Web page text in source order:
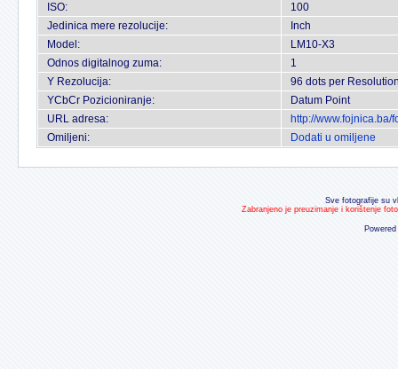
ISO:
100
Jedinica mere rezolucije:
Inch
Model:
LM10-X3
Odnos digitalnog zuma:
1
Y Rezolucija:
96 dots per
YCbCr Pozicioniranje:
Datum Point
URL adresa:
http://
Omiljeni:
Dodati u omiljene
Sve fotografije su
Zabranjeno je preuzimanje i korištenje